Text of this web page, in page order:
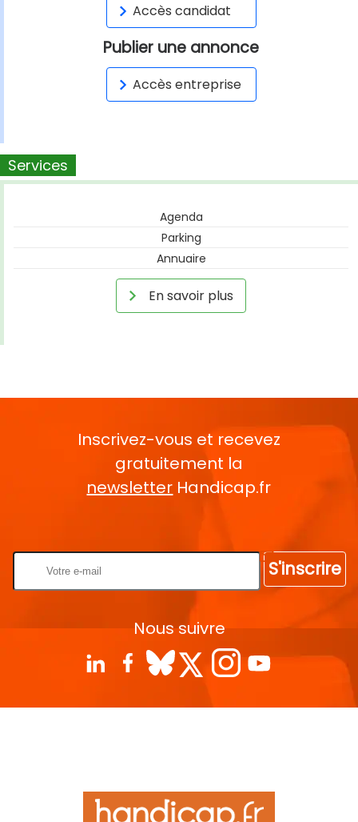
Accès candidat
Publier une annonce
Accès entreprise
Services
Agenda
Parking
Annuaire
En savoir plus
Inscrivez-vous et recevez
gratuitement la
newsletter Handicap.fr
S'inscrire
Nous suivre